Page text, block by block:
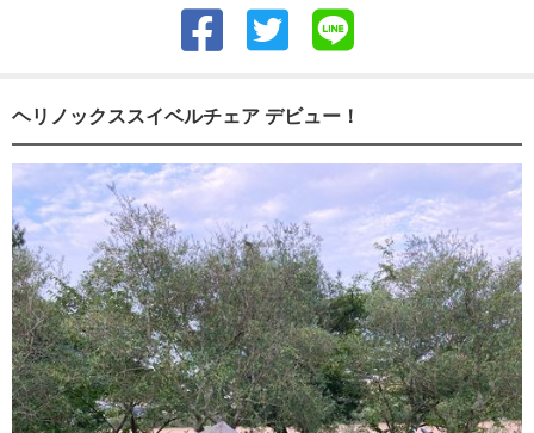
ヘリノックススイベルチェア デビュー！